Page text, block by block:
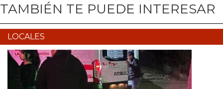
TAMBIÉN TE PUEDE INTERESAR
LOCALES